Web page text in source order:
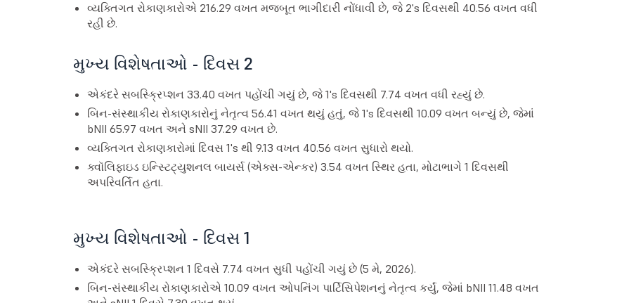
વ્યક્તિગત રોકાણકારોએ 216.29 વખત મજબૂત ભાગીદારી નોંધાવી છે, જે 2's દિવસથી 40.56 વખત વધી
રહી છે.
મુખ્ય વિશેષતાઓ - દિવસ 2
એકંદરે સબસ્ક્રિપ્શન 33.40 વખત પહોંચી ગયું છે, જે 1's દિવસથી 7.74 વખત વધી રહ્યું છે.
બિન-સંસ્થાકીય રોકાણકારોનું નેતૃત્વ 56.41 વખત થયું હતું, જે 1's દિવસથી 10.09 વખત બન્યું છે, જેમાં
bNII 65.97 વખત અને sNII 37.29 વખત છે.
વ્યક્તિગત રોકાણકારોમાં દિવસ 1's થી 9.13 વખત 40.56 વખત સુધારો થયો.
ક્વૉલિફાઇડ ઇન્સ્ટિટ્યુશનલ બાયર્સ (એક્સ-એન્કર) 3.54 વખત સ્થિર હતા, મોટાભાગે 1 દિવસથી
અપરિવર્તિત હતા.
મુખ્ય વિશેષતાઓ - દિવસ 1
એકંદરે સબસ્ક્રિપ્શન 1 દિવસે 7.74 વખત સુધી પહોંચી ગયું છે (5 મે, 2026).
બિન-સંસ્થાકીય રોકાણકારોએ 10.09 વખત ઓપનિંગ પાર્ટિસિપેશનનું નેતૃત્વ કર્યું, જેમાં bNII 11.48 વખત